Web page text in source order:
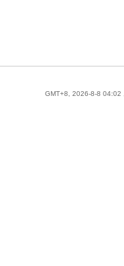
GMT+8, 2026-8-8 04:02